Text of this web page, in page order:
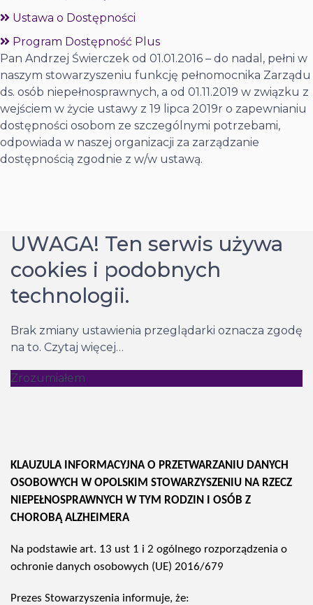
Ustawa o Dostępności
Program Dostępność Plus
Pan Andrzej Świerczek od 01.01.2016 – do nadal, pełni w
naszym stowarzyszeniu funkcję pełnomocnika Zarządu
ds. osób niepełnosprawnych, a od 01.11.2019 w związku z
wejściem w życie ustawy z 19 lipca 2019r o zapewnianiu
dostępności osobom ze szczególnymi potrzebami,
odpowiada w naszej organizacji za zarządzanie
dostępnością zgodnie z w/w ustawą.
UWAGA! Ten serwis używa
cookies i podobnych
technologii.
Brak zmiany ustawienia przeglądarki oznacza zgodę
na to. Czytaj więcej…
Zrozumiałem
KLAUZULA INFORMACYJNAO PRZETWARZANIU DANYCH
OSOBOWYCH W OPOLSKIM STOWARZYSZENIU NA RZECZ
NIEPEŁNOSPRAWNYCH W TYM RODZIN I OSÓB Z
CHOROBĄ ALZHEIMERA
Na podstawie art. 13 ust 1 i 2 ogólnego rozporządzenia o
ochronie danych osobowych (UE) 2016/679
Prezes Stowarzyszenia informuje, że: